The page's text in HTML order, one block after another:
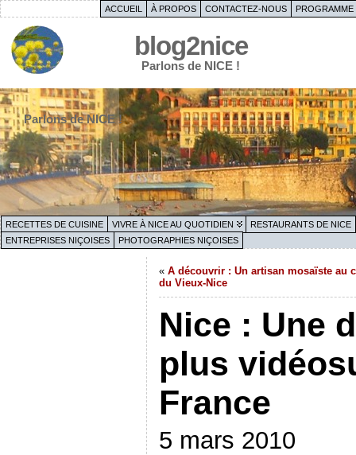
ACCUEIL À PROPOS CONTACTEZ-NOUS PROGRAMME
blog2nice
Parlons de NICE !
Parlons de NICE !
RECETTES DE CUISINE VIVRE À NICE AU QUOTIDIEN
RESTAURANTS DE NICE
ENTREPRISES NIÇOISES
PHOTOGRAPHIES NIÇOISES
« A découvrir : Un artisan mosaïste au
du Vieux-Nice
Nice : Une
plus
France
5 mars 2010